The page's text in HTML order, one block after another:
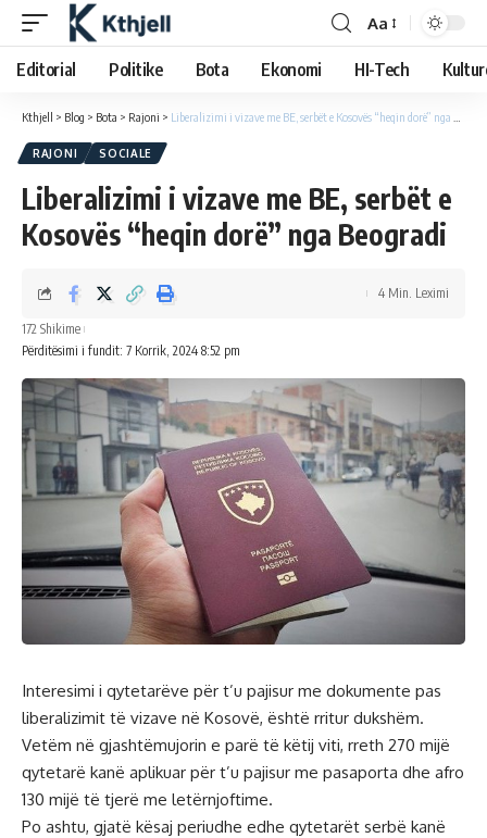
Aa
Editorial Politike Bota Ekonomi HI-Tech
Kthjell > Blog > Bota > Rajoni > Liberalizimi i vizave me BE, serbët e Kosovës “heqin dorë” nga Beogradi
RAJONI SOCIALE
Liberalizimi i vizave me BE, serbët e
Kosovës “heqin dorë” nga Beogradi
Përditësimi i fundit: 7 Korrik, 2024 8:52 pm
172 Shikime
4 Min. Leximi
Interesimi i qytetarëve për t’u pajisur me dokumente pas
liberalizimit të vizave në Kosovë, është rritur dukshëm.
Vetëm në gjashtëmujorin e parë të këtij viti, rreth 270 mijë
qytetarë kanë aplikuar për t’u pajisur me pasaporta dhe afro
130 mijë të tjerë me letërnjoftime.
Po ashtu, gjatë kësaj periudhe edhe qytetarët serbë kanë